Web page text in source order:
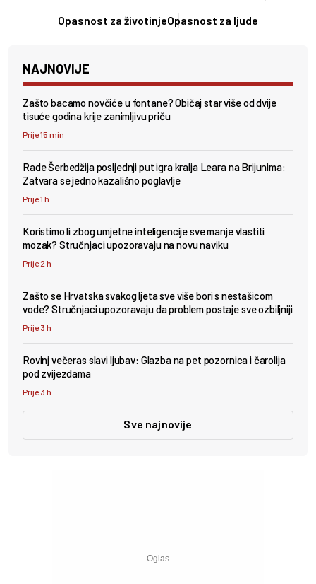
Opasnost za životinjeOpasnost za ljude
NAJNOVIJE
Zašto bacamo novčiće u fontane? Običaj star više od dvije
tisuće godina krije zanimljivu priču
Prije 15 min
Rade Šerbedžija posljednji put igra kralja Leara na Brijunima:
Zatvara se jedno kazališno poglavlje
Prije 1 h
Koristimo li zbog umjetne inteligencije sve manje vlastiti
mozak? Stručnjaci upozoravaju na novu naviku
Prije 2 h
Zašto se Hrvatska svakog ljeta sve više bori s nestašicom
vode? Stručnjaci upozoravaju da problem postaje sve ozbiljniji
Prije 3 h
Rovinj večeras slavi ljubav: Glazba na pet pozornica i čarolija
pod zvijezdama
Prije 3 h
Sve najnovije